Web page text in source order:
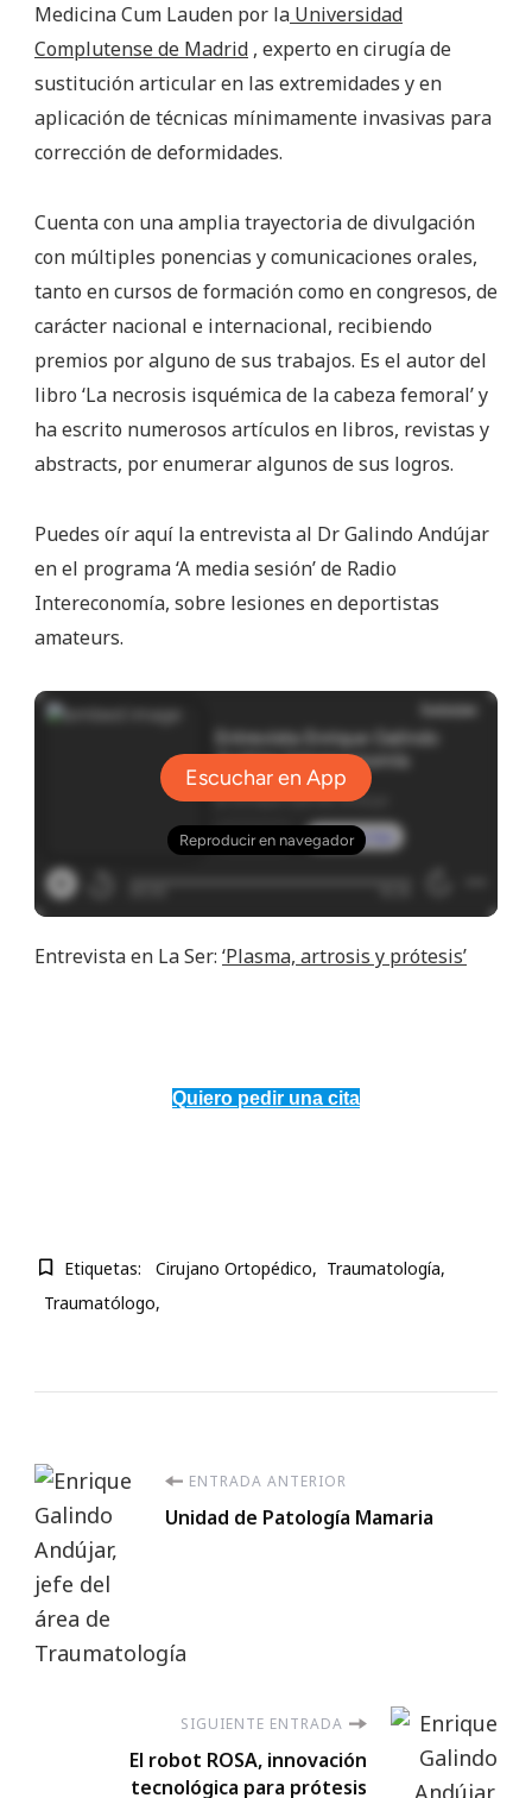
Medicina Cum Lauden por la Universidad
Complutense de Madrid , experto en cirugía de
sustitución articular en las extremidades y en
aplicación de técnicas mínimamente invasivas para
corrección de deformidades.
Cuenta con una amplia trayectoria de divulgación
con múltiples ponencias y comunicaciones orales,
tanto en cursos de formación como en congresos, de
carácter nacional e internacional, recibiendo
premios por alguno de sus trabajos. Es el autor del
libro ‘La necrosis isquémica de la cabeza femoral’ y
ha escrito numerosos artículos en libros, revistas y
abstracts, por enumerar algunos de sus logros.
Puedes oír aquí la entrevista al Dr Galindo Andújar
en el programa ‘A media sesión’ de Radio
Intereconomía, sobre lesiones en deportistas
amateurs.
Entrevista en La Ser: ‘Plasma, artrosis y prótesis’
Quiero pedir una cita
Etiquetas: Cirujano Ortopédico
Traumatología
Traumatólogo
Navegación
de
entradas
ENTRADA ANTERIOR
Unidad de Patología Mamaria
SIGUIENTE ENTRADA
El robot ROSA, innovación
tecnológica para prótesis